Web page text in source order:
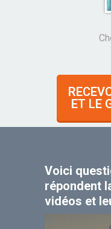
ET LE
Voici
répondent
vidéos et